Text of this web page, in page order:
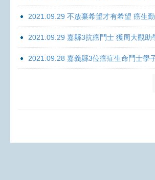
2021.09.29 不放棄希望才有希望 癌生
2021.09.29 嘉縣3抗癌鬥士 獲周大觀助
2021.09.28 嘉義縣3位癌症生命鬥士學